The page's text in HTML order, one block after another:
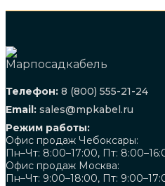
Телефон: 8 (800) 555-21-24
Email: sales@mpkabel.ru
Режим работы:
Офис продаж Чебоксары:
Пн–Чт: 8:00–17:00, Пт:
Офис продаж Москва:
Пн–Чт: 9:00–18:00, Пт: